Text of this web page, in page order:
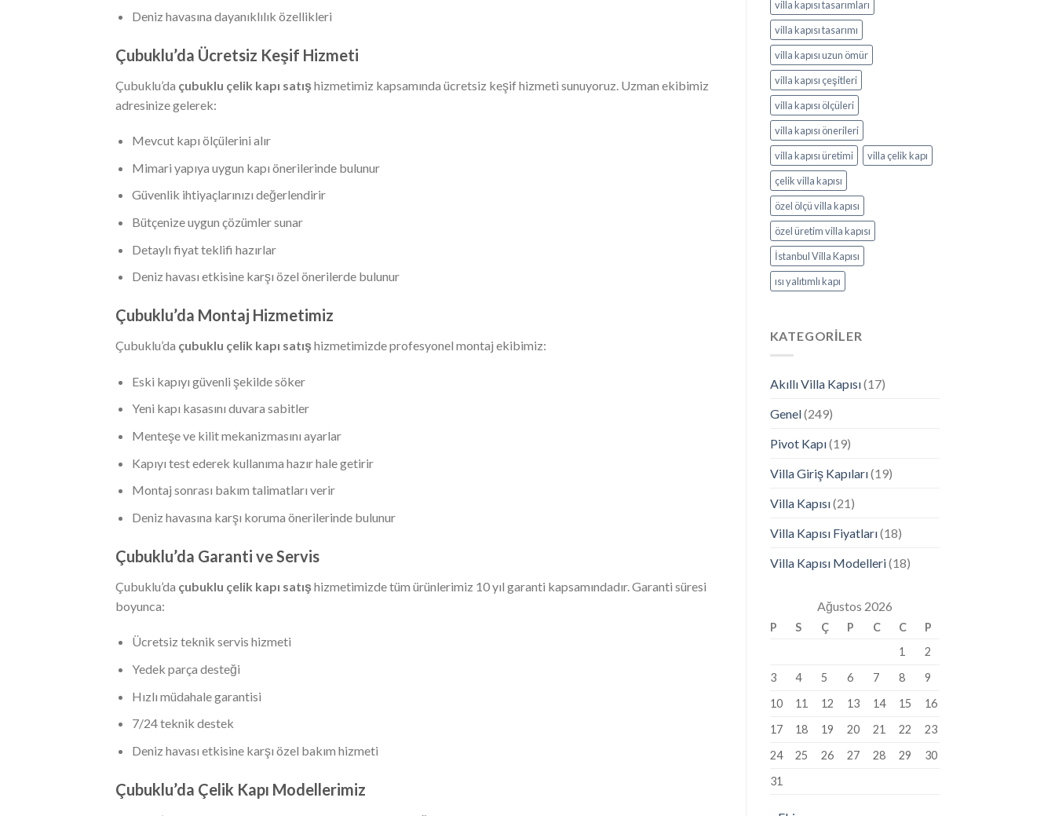
Deniz havasına dayanıklılık özellikleri
Çubuklu’da Ücretsiz Keşif Hizmeti
Çubuklu’da çubuklu çelik kapı satışhizmetimiz kapsamında ücretsiz keşif hizmeti sunuyoruz. Uzman ekibimiz
adresinize gelerek:
Mevcut kapı ölçülerini alır
Mimari yapıya uygun kapı önerilerinde bulunur
Güvenlik ihtiyaçlarınızı değerlendirir
Bütçenize uygun çözümler sunar
Detaylı fiyat teklifi hazırlar
Deniz havası etkisine karşı özel önerilerde bulunur
Çubuklu’da Montaj Hizmetimiz
Çubuklu’da çubuklu çelik kapı satışhizmetimizde profesyonel montaj ekibimiz:
Eski kapıyı güvenli şekilde söker
Yeni kapı kasasını duvara sabitler
Menteşe ve kilit mekanizmasını ayarlar
Kapıyı test ederek kullanıma hazır hale getirir
Montaj sonrası bakım talimatları verir
Deniz havasına karşı koruma önerilerinde bulunur
Çubuklu’da Garanti ve Servis
Çubuklu’da çubuklu çelik kapı satışhizmetimizde tüm ürünlerimiz 10 yıl garanti kapsamındadır. Garanti süresi
boyunca:
Ücretsiz teknik servis hizmeti
Yedek parça desteği
Hızlı müdahale garantisi
7/24 teknik destek
Deniz havası etkisine karşı özel bakım hizmeti
Çubuklu’da Çelik Kapı Modellerimiz
villa kapısı tasarımları
villa kapısı tasarımı
villa kapısı uzun ömür
villa kapısı çeşitleri
villa kapısı ölçüleri
villa kapısı önerileri
villa kapısı üretimi
villa çelik kapı
çelik villa kapısı
özel ölçü villa kapısı
özel üretim villa kapısı
İstanbul Villa Kapısı
ısı yalıtımlı kapı
KATEGORILER
Akıllı Villa Kapısı(17)
Genel(249)
Pivot Kapı(19)
Villa Giriş Kapıları(19)
Villa Kapısı(21)
Villa Kapısı Fiyatları(18)
Villa Kapısı Modelleri(18)
Ağustos 2026
P S Ç P C C
P
1
2
3
4 5 6 7 8
9
10
11 12 13 14 15
16
17
18 19 20 21 22
23
24
25 26 27 28 29
30
31